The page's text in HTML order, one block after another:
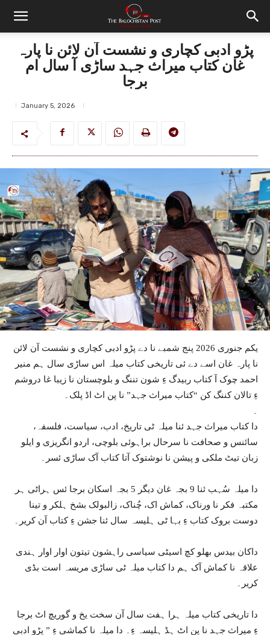
پڑو ادبی کچاری و نشست آن لائن نا پارہ
غان کتاب میراث جہد ساڑی آ سال ام
برجا
January 5, 2026
یکم جنوری 2026 پنج شمبے نا دے پڑو ادبی کچاری و نشست آن لائن
نا پارہ غان اسے دے ئی تاریخی کتاب میلہ اس ساڑی سال ہم منیر
احمد چوک آ کتاب ربیدگ ءِ شون تننگ و بلوچستان نا زیبا غا دروشم
ءِ تالان کننگ کن “کتاب میراث جہد” نا پن اٹ اڈ پلک۔
دا کتاب میراث جہد ئنا میلہ ٹی تاریخ، ادب، سیاست، فلسفہ،
سائنس و صحافت نا سرحال براہوئی بلوچی، اردو انگریزی و ایلو
زبان تیٹ ملکی و پیشن نا نوشتوک آتا کتاب آک ساڑی ئسر۔
دا میلہ سُہب ئنا 9 بجہ غان دیگر 5 بجہ اسکان برجا ئس ہراٹی ہر
مکتبہ فکر نا ورناک، کماش اک، چُناک، زالبولک بشخ ہلکر و تینا
دوست بروک کتاب ءِ بہا ٹی ہلیسہ سال ئنا جشن ءِ کتاب آن کریر۔
داکان بیدس بھلو کچ اسیٹی سیاسی راہشون تیتون اوار اوار ہندی
علاقہ نا کماش آک ہم دا کتاب میلہ ٹی ساڑی مریسہ است بڈی
کریر۔
دا تاریخی کتاب میلہ ہرا ہفت سال آن سخت یخ و گوریچ اٹ برجا
ءِ میراث جہد نا پن اٹ ہڈ ہلیسہ ءِ۔ دا میلہ نا کماشی ءِ ” پڑو ادبی